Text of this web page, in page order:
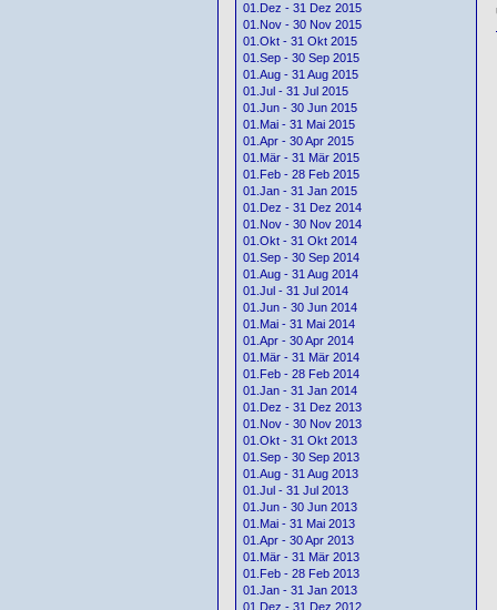
01.Dez - 31 Dez 2015
01.Nov - 30 Nov 2015
01.Okt - 31 Okt 2015
01.Sep - 30 Sep 2015
01.Aug - 31 Aug 2015
01.Jul - 31 Jul 2015
01.Jun - 30 Jun 2015
01.Mai - 31 Mai 2015
01.Apr - 30 Apr 2015
01.Mär - 31 Mär 2015
01.Feb - 28 Feb 2015
01.Jan - 31 Jan 2015
01.Dez - 31 Dez 2014
01.Nov - 30 Nov 2014
01.Okt - 31 Okt 2014
01.Sep - 30 Sep 2014
01.Aug - 31 Aug 2014
01.Jul - 31 Jul 2014
01.Jun - 30 Jun 2014
01.Mai - 31 Mai 2014
01.Apr - 30 Apr 2014
01.Mär - 31 Mär 2014
01.Feb - 28 Feb 2014
01.Jan - 31 Jan 2014
01.Dez - 31 Dez 2013
01.Nov - 30 Nov 2013
01.Okt - 31 Okt 2013
01.Sep - 30 Sep 2013
01.Aug - 31 Aug 2013
01.Jul - 31 Jul 2013
01.Jun - 30 Jun 2013
01.Mai - 31 Mai 2013
01.Apr - 30 Apr 2013
01.Mär - 31 Mär 2013
01.Feb - 28 Feb 2013
01.Jan - 31 Jan 2013
01.Dez - 31 Dez 2012